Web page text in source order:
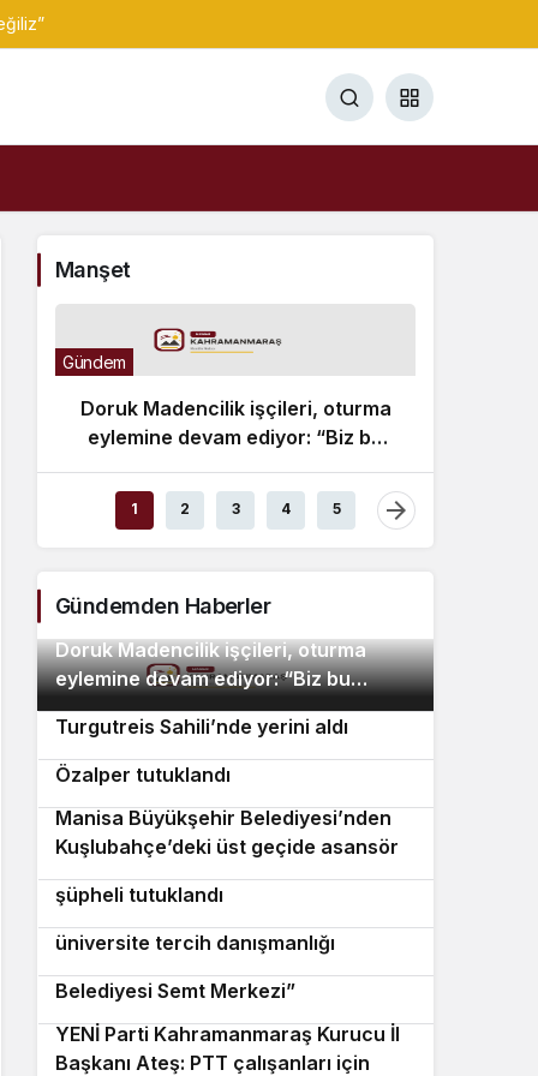
Manşet
Gündem
Doruk Madencilik işçileri, oturma
eylemine devam ediyor: “Biz bu
ödemelerde mutabık değiliz”
1 2 3 4 5
Gündemden Haberler
Doruk Madencilik işçileri, oturma
eylemine devam ediyor: “Biz bu
ödemelerde mutabık değiliz”
2
Turgutreis Sahili’nde yerini aldı
Özalper tutuklandı
4
Manisa Büyükşehir Belediyesi’nden
Kuşlubahçe’deki üst geçide asansör
kolaylığı
5
İzmir’de uyuşturucu operasyonunda 2
şüpheli tutuklandı
6
Urla Belediyesi’nden ücretsiz
üniversite tercih danışmanlığı
Hayata yeniden açılan kapı: “Konak
Belediyesi Semt Merkezi”
8
YENİ Parti Kahramanmaraş Kurucu İl
Başkanı Ateş: PTT çalışanları için
9